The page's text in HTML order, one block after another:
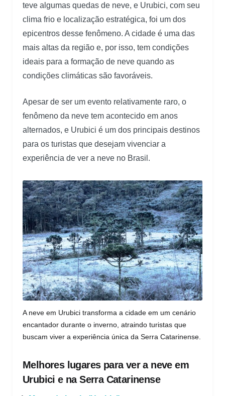
teve algumas quedas de neve, e Urubici, com seu
clima frio e localização estratégica, foi um dos
epicentros desse fenômeno. A cidade é uma das
mais altas da região e, por isso, tem condições
ideais para a formação de neve quando as
condições climáticas são favoráveis.
Apesar de ser um evento relativamente raro, o
fenômeno da neve tem acontecido em anos
alternados, e Urubici é um dos principais destinos
para os turistas que desejam vivenciar a
experiência de ver a neve no Brasil.
A neve em Urubici transforma a cidade em um cenário
encantador durante o inverno, atraindo turistas que
buscam viver a experiência única da Serra Catarinense.
Melhores lugares para ver a neve em
Urubici e na Serra Catarinense